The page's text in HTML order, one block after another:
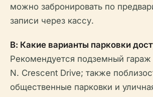
можно забронировать по
записи через кассу.
В: Какие варианты парковки
Рекомендуется подземный
N. Crescent Drive; также
общественные парковки и